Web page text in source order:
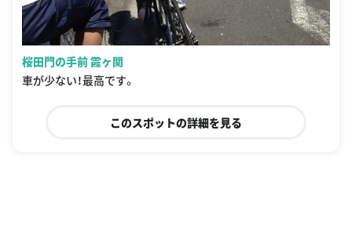
桜田門の手前 霞ヶ関
車が少ない！最高です。
このスポットの詳細を見る